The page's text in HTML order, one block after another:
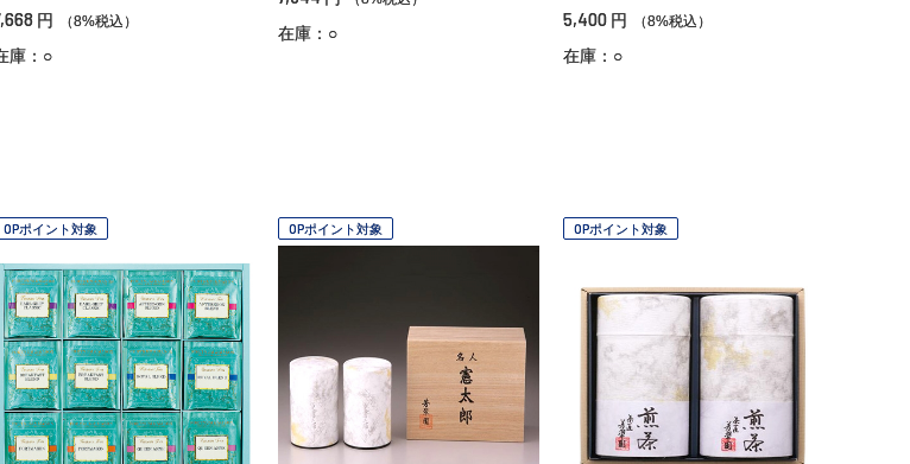
円 （8%税込）
庫：○
在庫：○
5,400 円 （8%税込）
在庫：○
OPポイント対象 OPポイント対象 OPポイント対象